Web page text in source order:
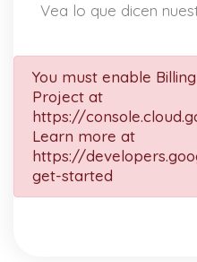
Vea lo que dicen
You must enable
Project at
https://
Learn more at
https://
get-started